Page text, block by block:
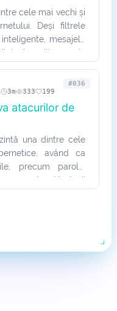
cele mai vechi și
Deși filtrele
mesajele
în milioane de
#036
3m 333 199
atacurilor de
una dintre cele
având ca
precum parole,
Hackerii